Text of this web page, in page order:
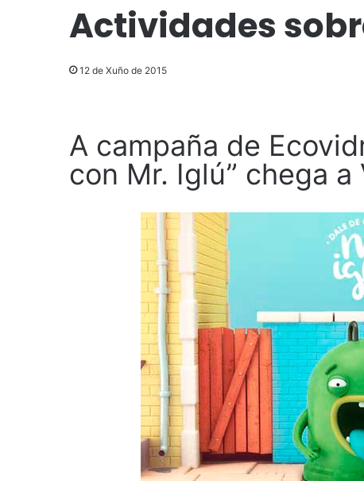
Actividades
12 de Xuño de 2015
A campaña de
con Mr. Iglú” chega a